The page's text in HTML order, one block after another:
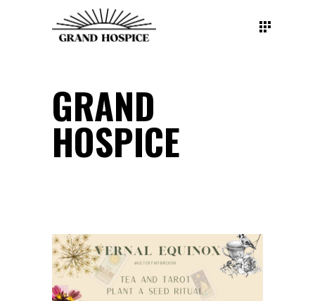
GRAND
HOSPICE